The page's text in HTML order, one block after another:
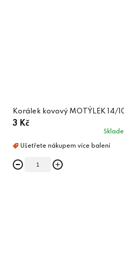
Korálek kovový MOTÝLEK 14/
3 Kč